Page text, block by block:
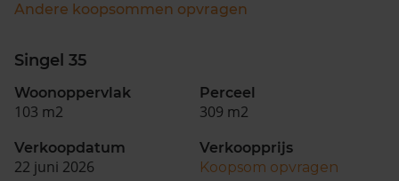
Andere koopsommen opvragen
Singel 35
Woonoppervlak
103 m2
Perceel
309 m2
Verkoopdatum
22 juni 2026
Verkoopprijs
Koopsom opvragen